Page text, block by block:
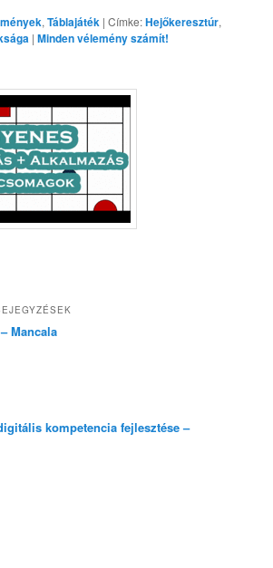
,Táblajáték |Címke:Hejőkeresztúr,
|Minden vélemény számít!
Mancala
kompetencia fejlesztése –